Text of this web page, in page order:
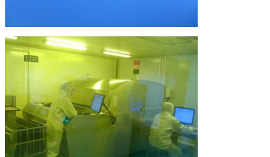
Degassamento
(% CVCM)
ASTM E 595* % 0.00
Degassamento
(% WVR)
ASTM E 595* %
Classificazione di
V-0